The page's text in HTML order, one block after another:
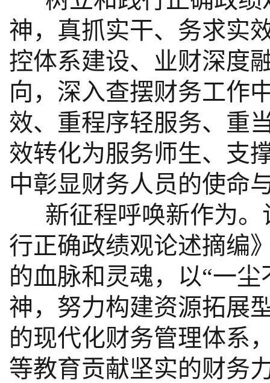
神，真抓实干、务求实
控体系建设、业财深度
向，深入查摆财务工作
效、重程序轻服务、重
效转化为服务师生、支
中彰显财务人员的使命
新征程呼唤新作为。
行正确政绩观论述摘编
的血脉和灵魂，以“一
神，努力构建资源拓展
的现代化财务管理体系
等教育贡献坚实的财务